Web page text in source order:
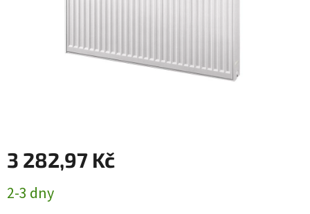
3 282,97 Kč
cena:
2-3 dny